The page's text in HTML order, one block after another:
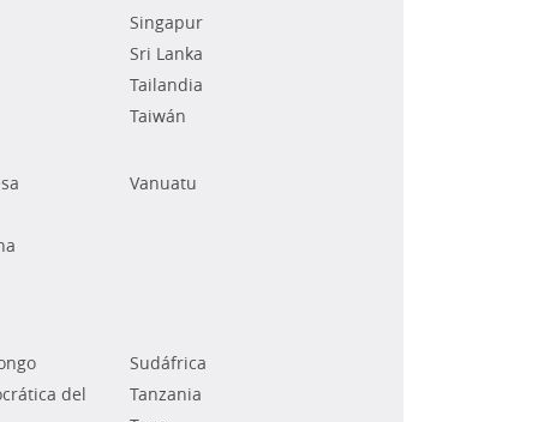
Singapur
Sri Lanka
Tailandia
Taiwán
Vanuatu
del
Sudáfrica
Tanzania